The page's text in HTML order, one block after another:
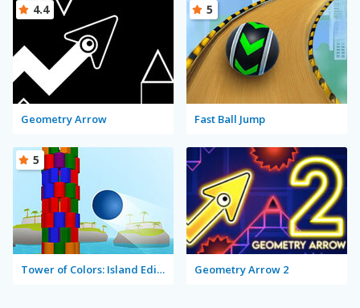
Geometry Arrow
4.4
Fast Ball Jump
5
Tower of Colors: Island Edition
5
Geometry Arrow 2